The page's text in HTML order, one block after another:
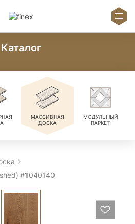
Каталог
МАССИВНАЯ
ДОСКА
МОДУЛЬНЫЙ
ПАРКЕТ
#1040140